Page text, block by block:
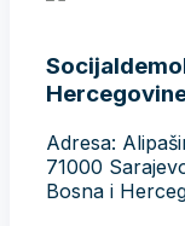
Adresa:
71000
Bosna i